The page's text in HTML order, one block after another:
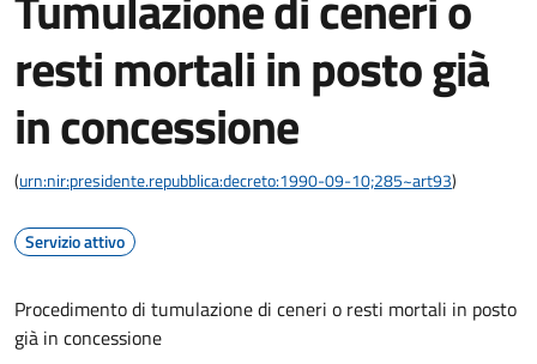
resti mortali in posto già
in concessione
(urn:nir:presidente.repubblica:decreto:1990-09-10;285~art93)
Servizio attivo
Procedimento di tumulazione di ceneri o resti mortali in posto
già in concessione